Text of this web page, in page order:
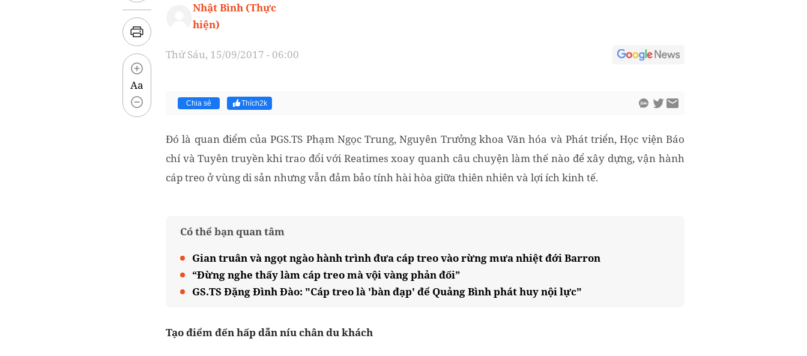
Aa
Nhật Bình (Thực
hiện)
Thứ Sáu, 15/09/2017 - 06:00
Chia sẻ Thích2k
Đó là quan điểm của PGS.TS Phạm Ngọc Trung, Nguyên Trưởng khoa Văn hóa và Phát triển, Học viện Báo
chí và Tuyên truyền khi trao đổi với Reatimes xoay quanh câu chuyện làm thế nào để xây dựng, vận hành
cáp treo ở vùng di sản nhưng vẫn đảm bảo tính hài hòa giữa thiên nhiên và lợi ích kinh tế.
Có thể bạn quan tâm
Gian truân và ngọt ngào hành trình đưa cáp treo vào rừng mưa nhiệt đới Barron
“Đừng nghe thấy làm cáp treo mà vội vàng phản đối”
GS.TS Đặng Đình Đào: "Cáp treo là 'bàn đạp' để Quảng Bình phát huy nội lực"
Tạo điểm đến hấp dẫn níu chân du khách